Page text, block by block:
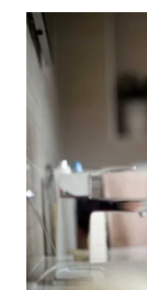
WN
SEMARANG
WN
BOROBUDUR
WN
MADURA